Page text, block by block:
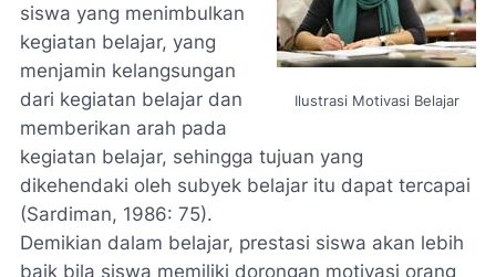
Ilustrasi Motivasi Belajar
siswa yang menimbulkan
kegiatan belajar, yang
menjamin kelangsungan
dari kegiatan belajar dan
memberikan arah pada
kegiatan belajar, sehingga tujuan yang
dikehendaki oleh subyek belajar itu dapat tercapai
(Sardiman, 1986: 75).
Demikian dalam belajar, prestasi siswa akan lebih
baik bila siswa memiliki dorongan motivasi orang